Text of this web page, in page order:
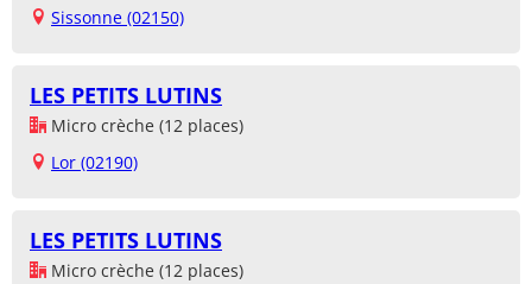
Sissonne (02150)
LES PETITS LUTINS
Micro crèche (12 places)
Lor (02190)
LES PETITS LUTINS
Micro crèche (12 places)